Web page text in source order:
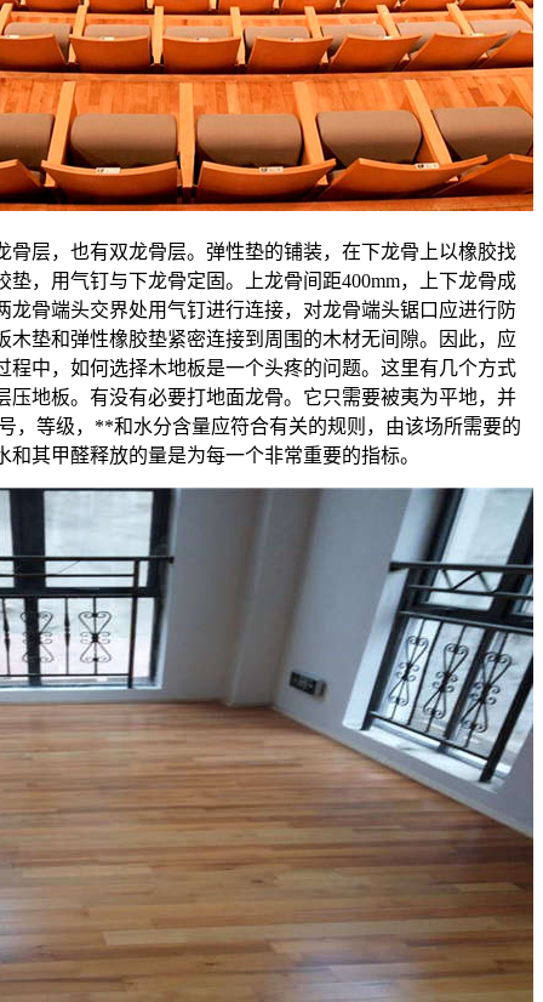
层，也有双龙骨层。弹性垫的铺装，在下龙骨上以橡胶找
垫，用气钉与下龙骨定固。上龙骨间距400mm，上下龙骨成
骨端头交界处用气钉进行连接，对龙骨端头锯口应进行防
垫和弹性橡胶垫紧密连接到周围的木材无间隙。因此，应
中，如何选择木地板是一个头疼的问题。这里有几个方式
地板。有没有必要打地面龙骨。它只需要被夷为平地，并
，等级，**和水分含量应符合有关的规则，由该场所需要的
其甲醛释放的量是为每一个非常重要的指标。